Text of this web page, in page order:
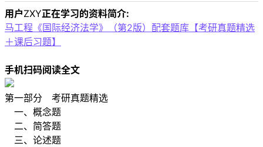
用户ZXY正在学习的资料简介:
马工程《国际经济法学》（第2版）配套题库【考研真题精选
＋课后习题】
手机扫码阅读全文
第一部分 考研真题精选
一、概念题
二、简答题
三、论述题